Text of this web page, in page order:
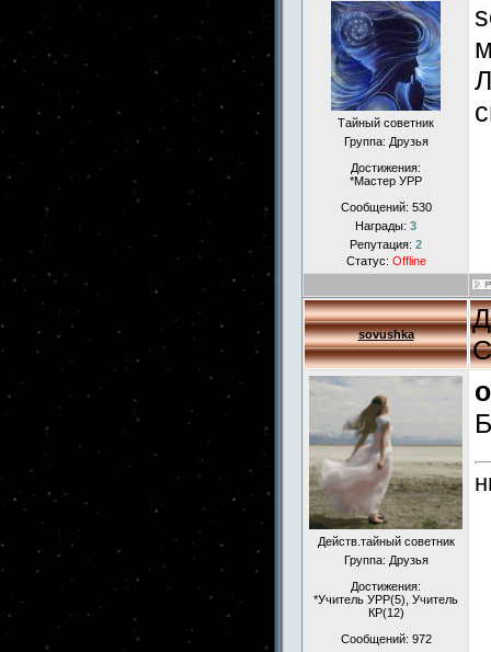
Тайный советник
Группа: Друзья
Достижения:
*Мастер УРР
Сообщений: 530
Награды: 3
Репутация: 2
Статус: Offline
sovushka
Действ.тайный советник
Группа: Друзья
Достижения:
*Учитель УРР(5), Учитель
КР(12)
Сообщений: 972